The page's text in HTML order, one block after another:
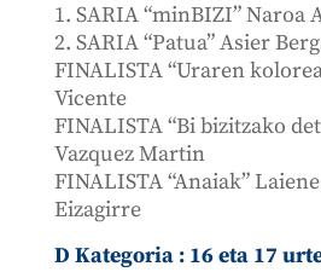
1. SARIA “minBIZI” Naroa
2. SARIA “Patua” Asier
FINALISTA “Uraren
Vicente
FINALISTA “Bi bizitzako
Vazquez Martin
FINALISTA “Anaiak”
Eizagirre
D Kategoria : 16 eta 17